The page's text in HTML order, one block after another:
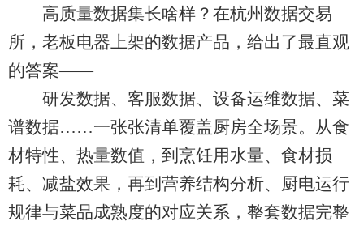
高质量数据集长啥样？在杭州数据交易
所，老板电器上架的数据产品，给出了最直观
的答案——
研发数据、客服数据、设备运维数据、菜
谱数据……一张张清单覆盖厨房全场景。从食
材特性、热量数值，到烹饪用水量、食材损
耗、减盐效果，再到营养结构分析、厨电运行
规律与菜品成熟度的对应关系，整套数据完整